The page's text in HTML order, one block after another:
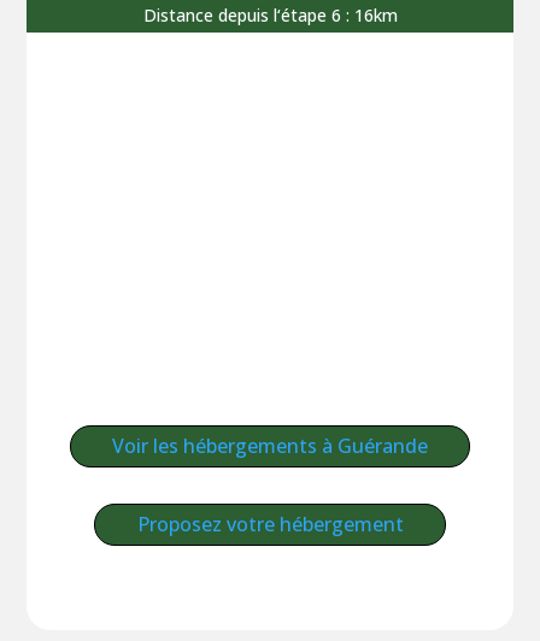
Distance depuis l‘étape 6 : 16km
Voir les hébergements à Guérande
Proposez votre hébergement